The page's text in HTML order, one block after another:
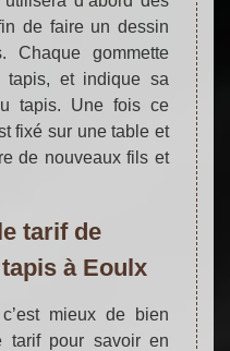
de faire un dessin
Chaque gommette
et indique sa
tapis. Une fois ce
fixé sur une table et
de nouveaux fils et
tarif de
à Eoulx
mieux de bien
tarif pour savoir en